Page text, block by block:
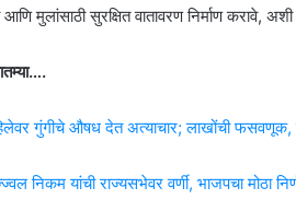
मुलांसाठी सुरक्षित वातावरण निर्माण करावे,
गुंगीचे औषध देत अत्याचार; लाखोंची
निकम यांची राज्यसभेवर वर्णी, भाजपचा मोठा